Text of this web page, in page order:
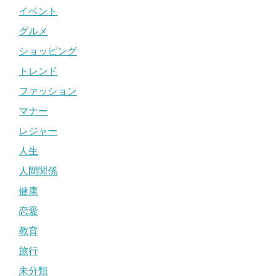
イベント
グルメ
ショッピング
トレンド
ファッション
マナー
レジャー
人生
人間関係
健康
恋愛
教育
旅行
未分類